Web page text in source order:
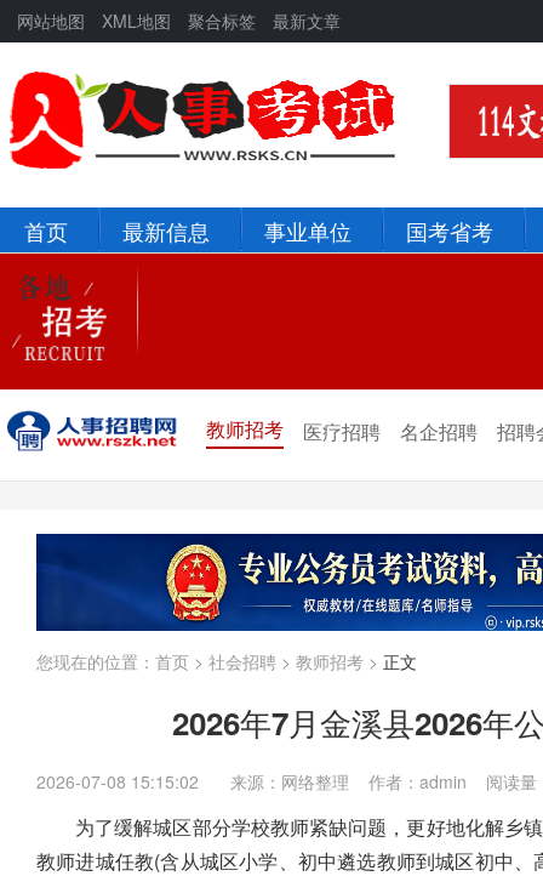
网站地图 XML地图 聚合标签 最新文章
首页 最新信息 事业单位 国考省考
北京
宁夏
甘肃 陕西 西藏 四川
重庆
河北
湖北 湖南 江西 安徽
浙江
江苏
福建 广东 广西
海南
国考
省考 企业 内蒙古
教师招考 医疗招聘 名企招聘 招聘
您现在的位置： 首页 > 社会招聘 > 教师招考 > 正文
2026年7月金溪县2026年
2026-07-08 15:15:02 来源：网络整理 作者：admin 阅读量
为了缓解城区部分学校教师紧缺问题，更好地化解乡
教师进城任教(含从城区小学、初中遴选教师到城区初中